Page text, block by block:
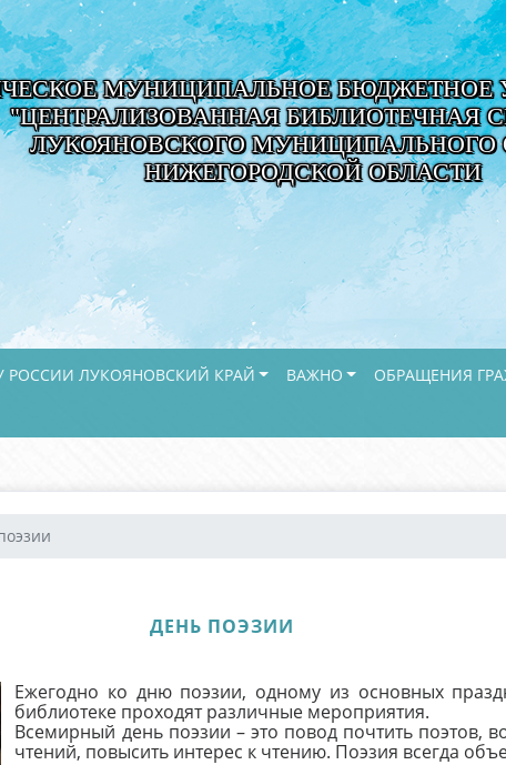
МУНИЦИПАЛЬНОЕ БЮДЖЕТНОЕ
"ЦЕНТРАЛИЗОВАННАЯ БИБЛИОТЕЧНАЯ
ЛУКОЯНОВСКОГО МУНИЦИПАЛЬНОГО
НИЖЕГОРОДСКОЙ ОБЛАСТИ
РОССИИ ЛУКОЯНОВСКИЙ КРАЙ ВАЖНО ОБРАЩЕНИЯ
ДЕНЬ ПОЭЗИИ
Ежегодно ко дню поэзии, одному из основных
библиотеке проходят различные мероприятия.
Всемирный день поэзии – это повод почтить поэтов,
чтений, повысить интерес к чтению. Поэзия всегда